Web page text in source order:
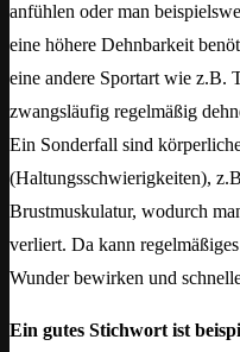
anfühlen oder man
eine höhere Dehnbarkeit
eine andere Sportart wie z.B.
zwangsläufig regelmäßig
Ein Sonderfall sind
(Haltungsschwierigkeiten),
Brustmuskulatur, wodurch
verliert. Da kann
Wunder bewirken und
Ein gutes Stichwort ist